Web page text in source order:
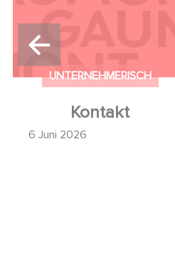
UNTERNEHMERISCH
Kontakt
6 Juni 2026